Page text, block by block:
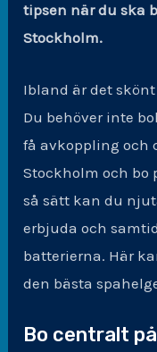
tipsen när du ska
Stockholm.
Ibland är det
Du behöver inte
få avkoppling och
Stockholm och bo
så sätt kan du
erbjuda och
batterierna. Här
den bästa
Bo centralt